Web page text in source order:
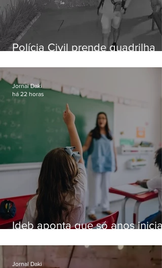
Polícia Civil prende quadrilha
residências de luxo no Rio
Ideb aponta que só anos
educação
Jornal Daki
há 22 horas
Jornal Daki